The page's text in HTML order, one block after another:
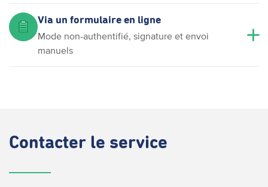
Via un formulaire en ligne
Mode non-authentifié, signature et envoi
manuels
Contacter le service